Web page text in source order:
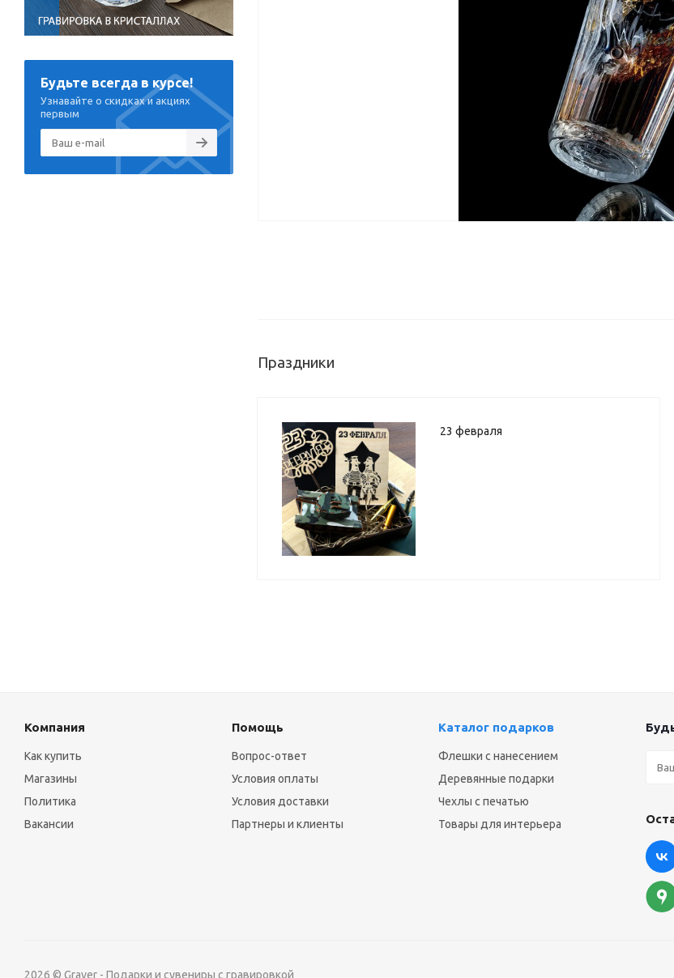
Праздники
23 февраля
Будьте всегда в курсе!
Узнавайте о скидках и акциях
первым
Компания
Как купить
Магазины
Политика
Вакансии
Помощь
Вопрос-ответ
Условия оплаты
Условия доставки
Партнеры и клиенты
Каталог подарков
Флешки с нанесением
Деревянные подарки
Чехлы с печатью
Товары для интерьера
2026 © Graver - Подарки и сувениры с гравировкой